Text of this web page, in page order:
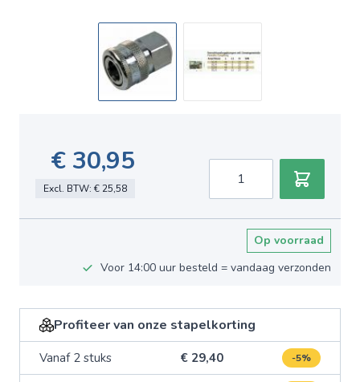
€ 30,95
Excl. BTW: € 25,58
Op voorraad
Voor 14:00 uur besteld = vandaag verzonden
Profiteer van onze stapelkorting
Vanaf 2 stuks € 29,40 -5%